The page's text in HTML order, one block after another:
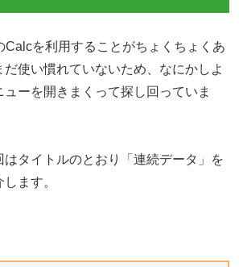
Calcを利用することがちょくちょくあ
だ使い慣れていないため、なにかしよ
ューを開きまくって探し回っていま
はタイトルのとおり「連続データ」を
ます。